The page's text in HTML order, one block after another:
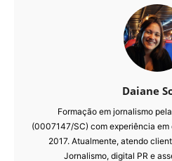
Daiane
Formação em jornalismo
(0007147/SC) com experiência
2017. Atualmente, atendo
Jornalismo, digital PR e